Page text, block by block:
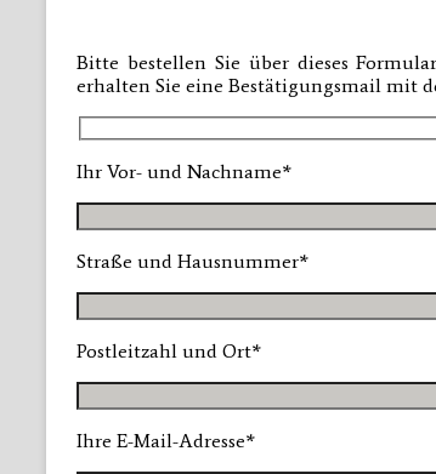
Bitte bestellen Sie über dieses
erhalten Sie eine Bestätigungsmail mit
Ihr Vor- und Nachname*
Straße und Hausnummer*
Postleitzahl und Ort*
Ihre E-Mail-Adresse*